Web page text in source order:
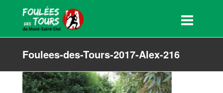
Foulees-des-Tours-2017-Alex-216